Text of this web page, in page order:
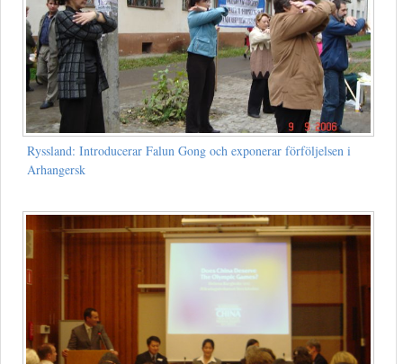
Ryssland: Introducerar Falun Gong och exponerar förföljelsen i
Arhangersk